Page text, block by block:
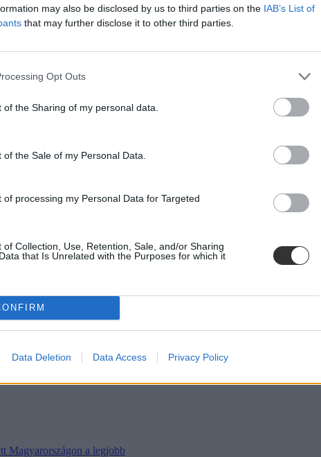
may also be disclosed by us to third parties on the IAB’s List of
that may further disclose it to other third parties.
Opt Outs
of the Sharing of my personal data.
the Sale of my Personal Data.
of processing my Personal Data for Targeted
of Collection, Use, Retention, Sale, and/or Sharing
that Is Unrelated with the Purposes for which it
Data Deletion Data Access Privacy Policy
érettségizniük magyarból, matekból és történelemből, hogy az írásbelik
idejük maradt arra, hogy rendesen felkészüljenek a szóbelire.
tárgyaikról csak tanúsítványt kaptak, hiszen idegen nyelvből
és ha az adott szakterületen tanulna tovább egyetemen vagy
Magyarországon a legjobb